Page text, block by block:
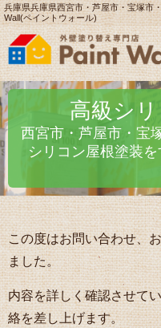
兵庫県兵庫県西宮市・芦屋市・宝塚市
Wall(ペイントウォール)
高級シ
西宮市・芦屋市・宝
シリコン屋根塗装
この度はお問い合わせ、
ました。
内容を詳しく確認させて
絡を差し上げます。